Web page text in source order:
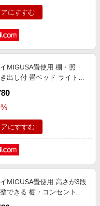
アにすすむ
MIGUSA畳使用 棚・照
出し付 畳ベッド ライトブ
アにすすむ
MIGUSA畳使用 高さが3段
できる 棚・コンセント・